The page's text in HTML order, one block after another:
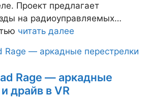
Проект предлагает
на радиоуправляемых…
читать далее
Rage — аркадные
драйв в VR